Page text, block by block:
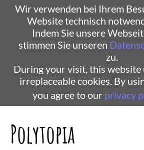
Wir verwenden bei Ihrem
Website technisch
Indem Sie unsere
stimmen Sie unseren
zu.
During your visit, this website
irreplaceable cookies. By
you agree to our privacy
Polytopia